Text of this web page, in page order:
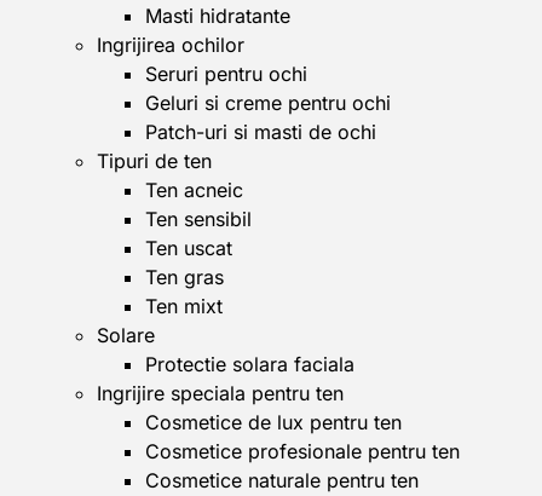
Masti hidratante
Ingrijirea ochilor
Seruri pentru ochi
Geluri si creme pentru ochi
Patch-uri si masti de ochi
Tipuri de ten
Ten acneic
Ten sensibil
Ten uscat
Ten gras
Ten mixt
Solare
Protectie solara faciala
Ingrijire speciala pentru ten
Cosmetice de lux pentru ten
Cosmetice profesionale pentru ten
Cosmetice naturale pentru ten